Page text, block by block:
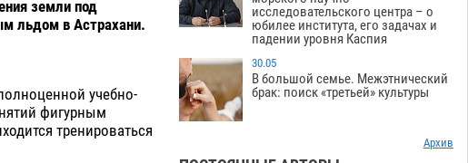
земли под
льдом в Астрахани.
учебно-
фигурным
тренироваться
исследовательского центра – о
юбилее института, его задачах и
падении уровня Каспия
30.05
В большой семье. Межэтнический
брак: поиск «третьей» культуры
Архив